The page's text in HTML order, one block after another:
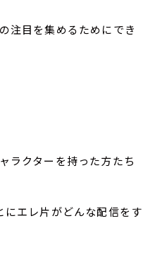
注目を集めるためにでき
ラクターを持った方たち
にエレ片がどんな配信をす